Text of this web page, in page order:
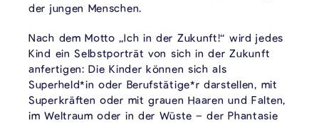
der jungen Menschen.
Nach dem Motto „Ich in der Zukunft!“ wird jedes
Kind ein Selbstporträt von sich in der Zukunft
anfertigen: Die Kinder können sich als
Superheld*in oder Berufstätige*r darstellen, mit
Superkräften oder mit grauen Haaren und Falten,
im Weltraum oder in der Wüste – der Phantasie